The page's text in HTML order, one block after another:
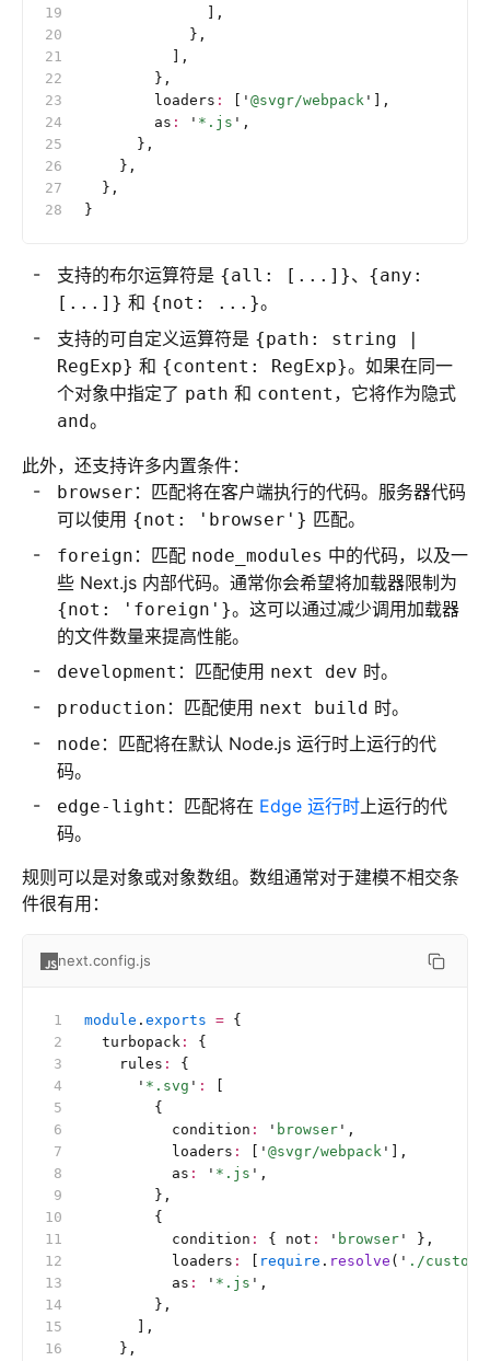
              ],
            },
          ],
        },
        loaders
: ' @svgr/webpack '
],
        as
: ' *.js ' ,
      },
    },
  },
}
支持的布尔运算符是 {all: [...]}、 {any:
[...]} 和 {not: ...}。
支持的可自定义运算符是 {path: string |
RegExp} 和 {content: RegExp}。如果在同一
个对象中指定了 path 和 content ，它将作为隐式
and。
此外，还支持许多内置条件：
browser ：匹配将在客户端执行的代码。服务器代码
可以使用 {not: 'browser'} 匹配。
foreign ：匹配 node_modules 中的代码，以及一
些 Next.js 内部代码。通常你会希望将加载器限制为
{not: 'foreign'}。这可以通过减少调用加载器
的文件数量来提高性能。
development ：匹配使用 next dev 时。
production ：匹配使用 next build 时。
node ：匹配将在默认 Node.js 运行时上运行的代
码。
edge-light ：匹配将在 Edge 运行时上运行的代
码。
规则可以是对象或对象数组。数组通常对于建模不相交条
件很有用：
next.config.js
module . exports = {
  turbopack
:
{
    rules
:
{
      '
*.svg ' :
        {
          condition
: ' browser ' ,
          loaders
: ' @svgr/webpack '
],
          as
: ' *.js ' ,
        },
        {
          condition
: { not : ' browser '
},
          loaders
: require . resolve ( ' ./
          as
: ' *.js ' ,
        },
      ],
    },